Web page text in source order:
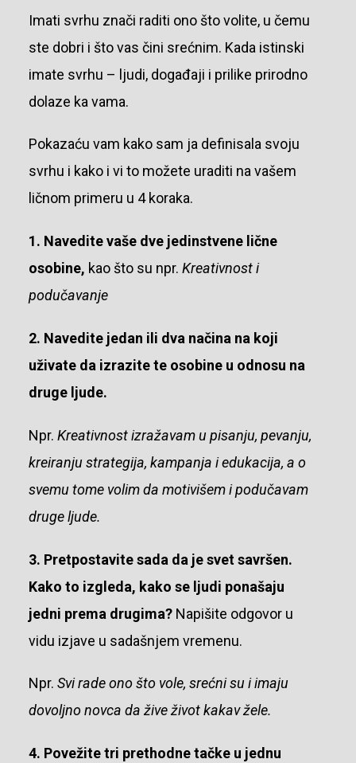
Imati svrhu znači raditi ono što volite, u čemu
ste dobri i što vas čini srećnim. Kada istinski
imate svrhu – ljudi, događaji i prilike prirodno
dolaze ka vama.
Pokazaću vam kako sam ja definisala svoju
svrhu i kako i vi to možete uraditi na vašem
ličnom primeru u 4 koraka.
1. Navedite vaše dve jedinstvene lične
osobine, kao što su npr. Kreativnost i
podučavanje
2. Navedite jedan ili dva načina na koji
uživate da izrazite te osobine u odnosu na
druge ljude.
Npr. Kreativnost izražavam u pisanju, pevanju,
kreiranju strategija, kampanja i edukacija, a o
svemu tome volim da motivišem i podučavam
druge ljude.
3. Pretpostavite sada da je svet savršen.
Kako to izgleda, kako se ljudi ponašaju
jedni prema drugima? Napišite odgovor u
vidu izjave u sadašnjem vremenu.
Npr. Svi rade ono što vole, srećni su i imaju
dovoljno novca da žive život kakav žele.
4. Povežite tri prethodne tačke u jednu